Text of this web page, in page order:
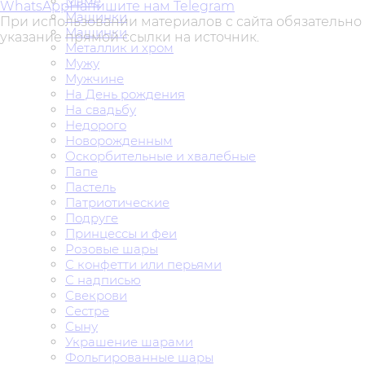
Машинки
Машинки
Металлик и хром
Мужу
Мужчине
На День рождения
На свадьбу
Недорого
Новорожденным
Оскорбительные и хвалебные
Папе
Пастель
Патриотические
Подруге
Принцессы и феи
Розовые шары
С конфетти или перьями
С надписью
Свекрови
Сестре
Сыну
Украшение шарами
Фольгированные шары
WhatsAppНапишите нам Telegram
При использовании материалов с сайта обязательно
указание прямой ссылки на источник.